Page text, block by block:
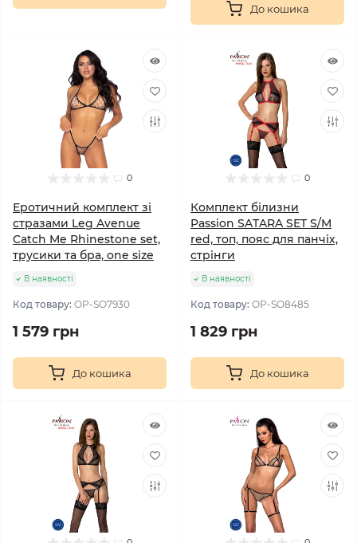
До кошика
0
Еротичний комплект зі
стразами Leg Avenue
Catch Me Rhinestone set,
трусики та бра, one size
В наявності
Код товару: OP-SO7930
1 579 грн
До кошика
0
Комплект білизни
Passion SATARA SET S/M
red, топ, пояс для панчіх,
стрінги
В наявності
Код товару: OP-SO8485
1 829 грн
До кошика